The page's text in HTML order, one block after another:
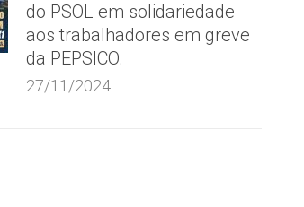
do PSOL em solidariedade
aos trabalhadores em greve
da PEPSICO.
27/11/2024